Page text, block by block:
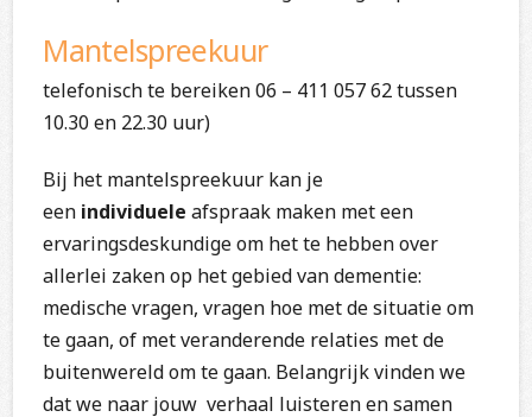
Mantelspreekuur
telefonisch te bereiken 06 – 411 057 62 tussen
10.30 en 22.30 uur)
Bij het mantelspreekuur kan je
een individueleafspraak maken met een
ervaringsdeskundige om het te hebben over
allerlei zaken op het gebied van dementie:
medische vragen, vragen hoe met de situatie om
te gaan, of met veranderende relaties met de
buitenwereld om te gaan. Belangrijk vinden we
dat we naar jouw verhaal luisteren en samen